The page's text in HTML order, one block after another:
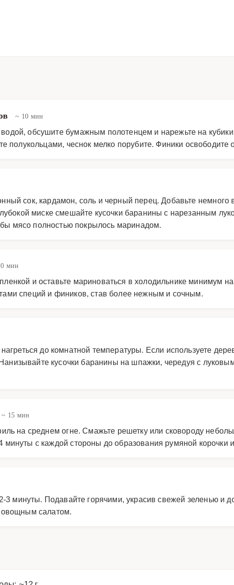
~ 10 мин
обсушите бумажным полотенцем и нарежьте на
полукольцами, чеснок мелко порубите. Финики освободите
сок, кардамон, соль и черный перец. Добавьте немного
миске смешайте кусочки баранины с нарезанным
мясо полностью покрылось маринадом.
мин
и оставьте мариноваться в холодильнике минимум
специй и фиников, став более нежным и сочным.
до комнатной температуры. Если используете
кусочки баранины на шпажки, чередуя с
~ 15 мин
на среднем огне. Смажьте решетку или сковороду
с каждой стороны до образования румяной корочки
3 минуты. Подавайте горячими, украсив свежей зеленью и
овощным салатом.